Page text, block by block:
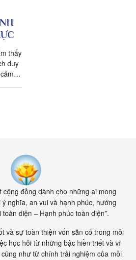
thấy
duy
cộng đồng dành cho những ai mong
nghĩa, an vui và hạnh phúc, hướng
diện – Hạnh phúc toàn diện”.
và sự toàn thiện vốn sẵn có trong mỗi
học hỏi từ những bậc hiền triết và vĩ
như từ chính trải nghiệm của mỗi